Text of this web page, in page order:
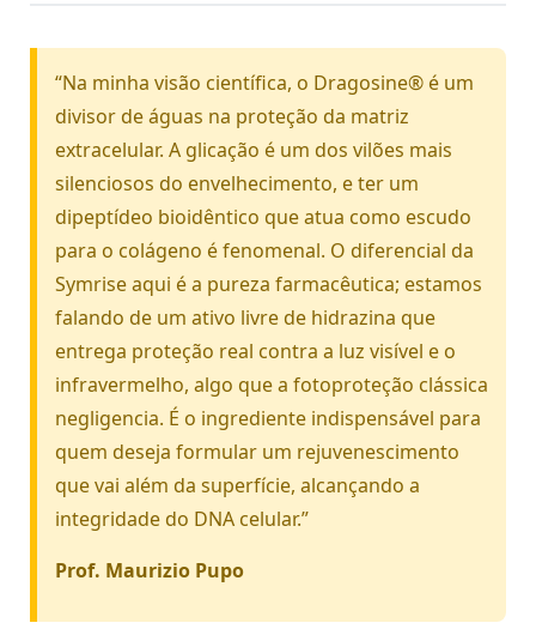
“Na minha visão científica, o Dragosine® é um
divisor de águas na proteção da matriz
extracelular. A glicação é um dos vilões mais
silenciosos do envelhecimento, e ter um
dipeptídeo bioidêntico que atua como escudo
para o colágeno é fenomenal. O diferencial da
Symrise aqui é a pureza farmacêutica; estamos
falando de um ativo livre de hidrazina que
entrega proteção real contra a luz visível e o
infravermelho, algo que a fotoproteção clássica
negligencia. É o ingrediente indispensável para
quem deseja formular um rejuvenescimento
que vai além da superfície, alcançando a
integridade do DNA celular.”
Prof. Maurizio Pupo